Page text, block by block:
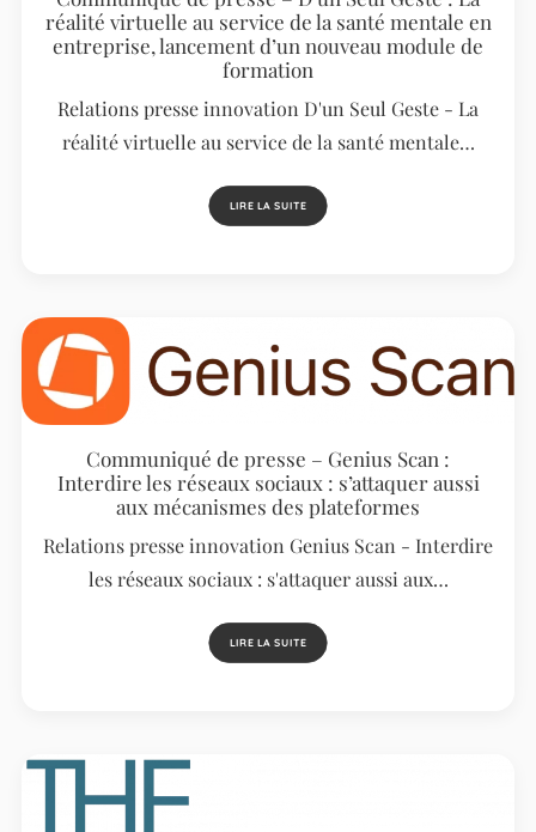
réalité virtuelle au service de la santé mentale en
entreprise, lancement d’un nouveau module de
formation
Relations presse innovation D'un Seul Geste - La
réalité virtuelle au service de la santé mentale…
LIRE LA SUITE
Communiqué de presse – Genius Scan :
Interdire les réseaux sociaux : s’attaquer aussi
aux mécanismes des plateformes
Relations presse innovation Genius Scan - Interdire
les réseaux sociaux : s'attaquer aussi aux…
LIRE LA SUITE